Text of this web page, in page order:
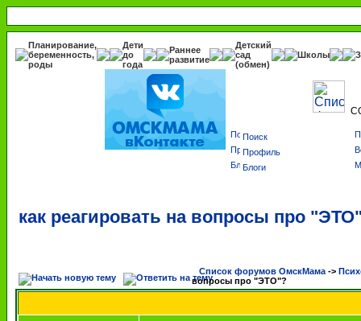
Планирование,
беременность,
роды
Дети
до
года
Раннее
развитие
Детский
сад
(обмен)
Школы
Поиск
Профиль
Блоги
как реагировать на вопросы про
Список форумов ОмскМама ->
вопросы про "ЭТО"?